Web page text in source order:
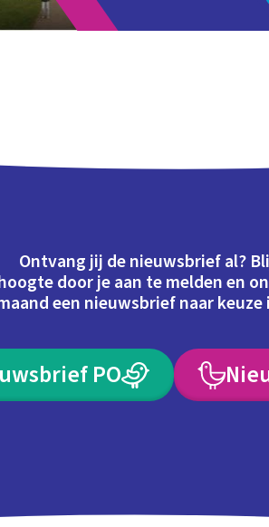
Ontvang jij de nieuwsbrief al?
door je aan te melden en
een nieuwsbrief naar keuze
PO